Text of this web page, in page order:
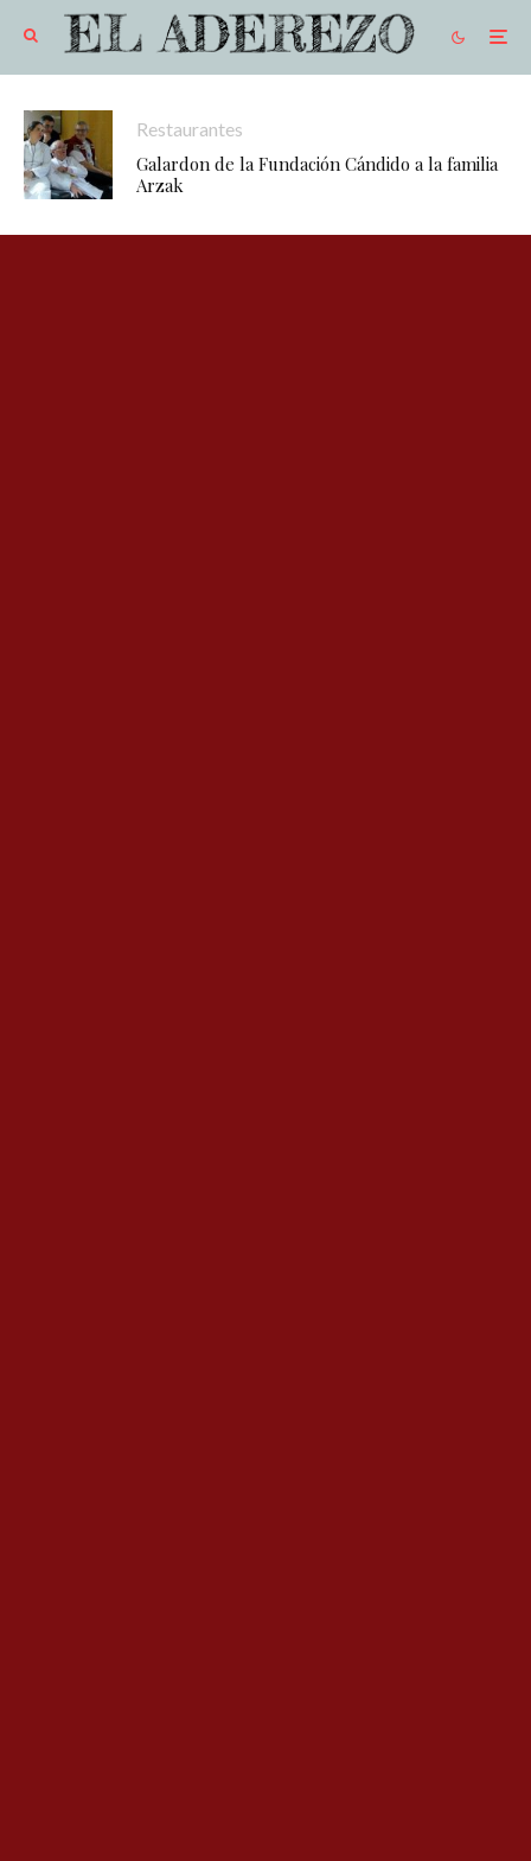
Restaurantes
Galardon de la Fundación Cándido a la familia
Arzak